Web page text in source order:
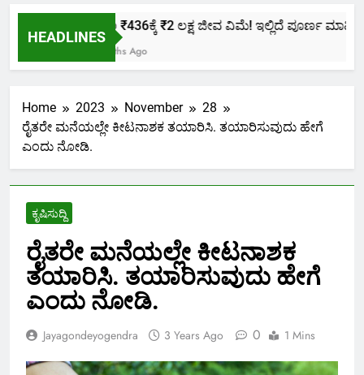
HEADLINES
ಕೇವಲ ₹436ಕ್ಕೆ ₹2 ಲಕ್ಷ ಜೀವ ವಿಮೆ! ಇಲ್ಲಿದೆ ಪೂರ್ಣ ಮಾಹಿತಿ.
2 Months Ago
Home 2023 November
28
ರೈತರೇ ಮನೆಯಲ್ಲೇ ಕೀಟನಾಶಕ ತಯಾರಿಸಿ. ತಯಾರಿಸುವುದು ಹೇಗೆ
ಎಂದು ನೋಡಿ.
ಕೃಷಿಸುದ್ದಿ
ರೈತರೇ ಮನೆಯಲ್ಲೇ ಕೀಟನಾಶಕ
ತಯಾರಿಸಿ. ತಯಾರಿಸುವುದು ಹೇಗೆ
ಎಂದು ನೋಡಿ.
Jayagondeyogendra 3 Years Ago 0 1 Mins